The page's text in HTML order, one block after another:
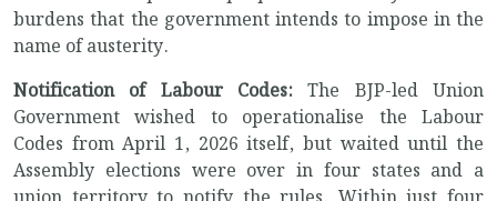
burdens that the government intends to impose in the
name of austerity.
Notification of Labour Codes: The BJP-led Union
Government wished to operationalise the Labour
Codes from April 1, 2026 itself, but waited until the
Assembly elections were over in four states and a